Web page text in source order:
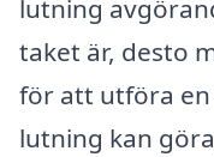
lutning
taket är, desto
för att utföra
lutning kan